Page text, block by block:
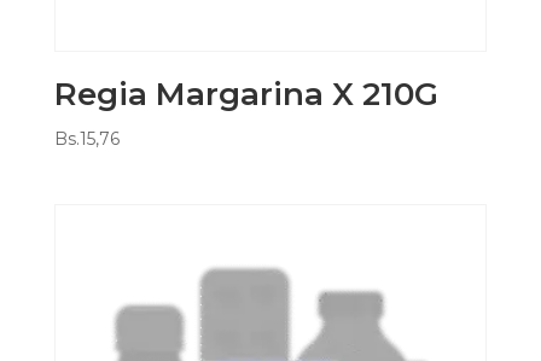
Regia Margarina X 210G
Bs.15,76